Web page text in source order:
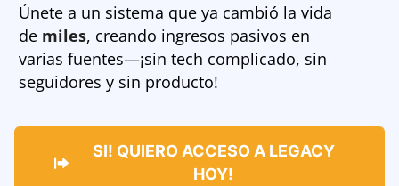
Únete a un sistema que ya cambió la vida
de miles, creando ingresos pasivos en
varias fuentes—¡sin tech complicado, sin
seguidores y sin producto!
SI! QUIERO ACCESO A LEGACY
HOY!